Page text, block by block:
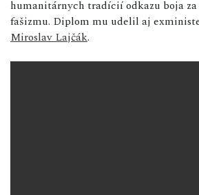
humanitárnych tradícií odkazu boja
fašizmu. Diplom mu udelil aj
Miroslav Lajčák.